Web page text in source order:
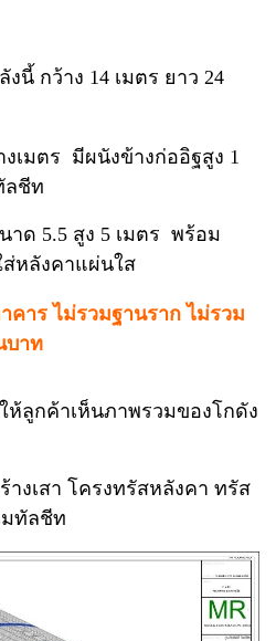
นี้ กว้าง 14 เมตร ยาว 24
เมตร มีผนังข้างก่ออิฐสูง 1
ลชีท
าด 5.5 สูง 5 เมตร พร้อม
หลังคาแผ่นใส
คาร ไม่รวมฐานราก ไม่รวม
บาท
ห้ลูกค้าเห็นภาพรวมของโกดัง
งเสา โครงทรัสหลังคา ทรัส
มทัลชีท